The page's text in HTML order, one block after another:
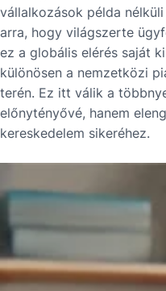
vállalkozások példa
arra, hogy világszerte
ez a globális elérés saját
különösen a nemzetközi
terén. Ez itt válik a
előnytényővé, hanem
kereskedelem sikeréhez.